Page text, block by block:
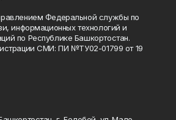
Федеральной службы по
информационных технологий и
по Республике Башкортостан.
СМИ: ПИ №ТУ02-01799 от 19